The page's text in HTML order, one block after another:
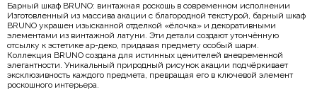
Барный шкаф BRUNO: винтажная роскошь в современном исполнении
Изготовленный из массива акации с благородной текстурой, барный шкаф
BRUNO украшен изысканной отделкой «ёлочка» и декоративными
элементами из винтажной латуни. Эти детали создают утончённую
отсылку к эстетике ар-деко, придавая предмету особый шарм.
Коллекция BRUNO создана для истинных ценителей вневременной
элегантности. Уникальный природный рисунок акации подчёркивает
эксклюзивность каждого предмета, превращая его в ключевой элемент
роскошного интерьера.